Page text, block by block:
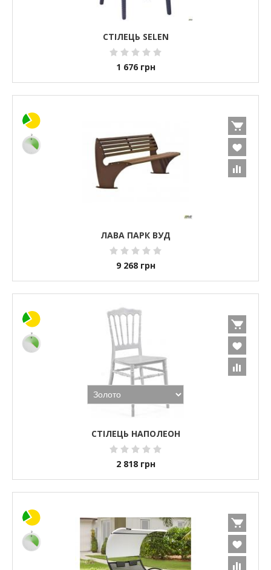
СТІЛЕЦЬ SELEN
1 676 грн
ЛАВА ПАРК ВУД
9 268 грн
СТІЛЕЦЬ НАПОЛЕОН
2 818 грн